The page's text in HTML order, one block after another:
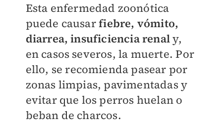
Esta enfermedad zoonótica
puede causarfiebre, vómito,
diarrea, insuficiencia renaly,
en casos severos, la muerte. Por
ello, se recomienda pasear por
zonas limpias, pavimentadas y
evitar que los perros huelan o
beban de charcos.